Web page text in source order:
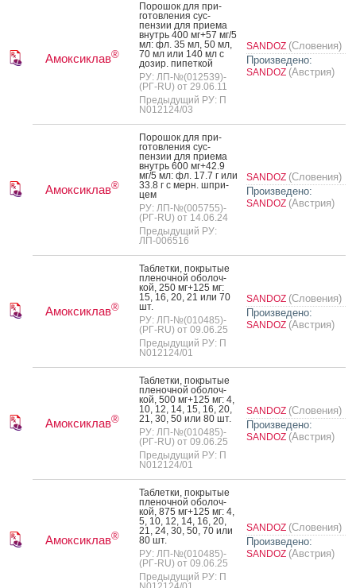
Амоксиклав®
По­рошок для при­
готов­ле­ния сус­
пензии для при­ема
внутрь 400 мг+57 мг/5
мл: фл. 35 мл, 50 мл,
70 мл или 140 мл с
до­зир. пи­пет­кой
РУ: ЛП-№(012539)-
(РГ-RU) от 29.06.11
Предыдущий РУ: П
N012124/03
SANDOZ (Словения)
Произведено:
SANDOZ (Австрия)
Амоксиклав®
По­рошок для при­
готов­ле­ния сус­
пензии для при­ема
внутрь 600 мг+42.9
мг/5 мл: фл. 17.7 г или
33.8 г с мерн. шпри­
цем
РУ: ЛП-№(005755)-
(РГ-RU) от 14.06.24
Предыдущий РУ:
ЛП-006516
SANDOZ (Словения)
Произведено:
SANDOZ (Австрия)
Амоксиклав®
Таб­летки, пок­ры­тые
пле­ноч­ной обо­лоч­
кой, 250 мг+125 мг:
15, 16, 20, 21 или 70
шт.
РУ: ЛП-№(010485)-
(РГ-RU) от 09.06.25
Предыдущий РУ: П
N012124/01
SANDOZ (Словения)
Произведено:
SANDOZ (Австрия)
Амоксиклав®
Таб­летки, пок­ры­тые
пле­ноч­ной обо­лоч­
кой, 500 мг+125 мг: 4,
10, 12, 14, 15, 16, 20,
21, 30, 50 или 80 шт.
РУ: ЛП-№(010485)-
(РГ-RU) от 09.06.25
Предыдущий РУ: П
N012124/01
SANDOZ (Словения)
Произведено:
SANDOZ (Австрия)
Амоксиклав®
Таб­летки, пок­ры­тые
пле­ноч­ной обо­лоч­
кой, 875 мг+125 мг: 4,
5, 10, 12, 14, 16, 20,
21, 24, 30, 50, 70 или
80 шт.
РУ: ЛП-№(010485)-
(РГ-RU) от 09.06.25
Предыдущий РУ: П
SANDOZ (Словения)
Произведено:
SANDOZ (Австрия)